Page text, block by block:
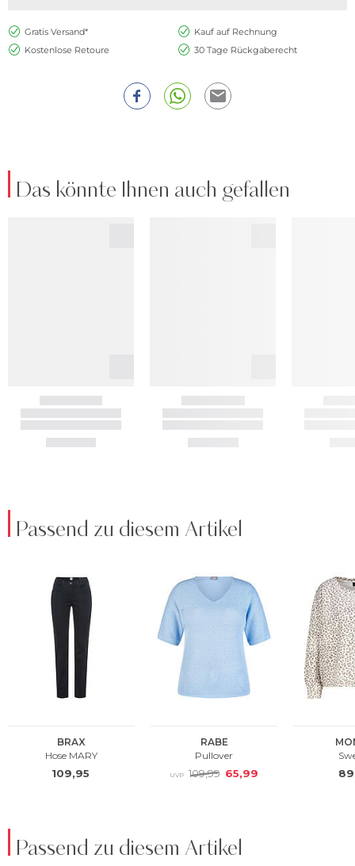
Gratis Versand*
Kauf auf Rechnung
Kostenlose Retoure
30 Tage Rückgaberecht
Das könnte Ihnen auch gefallen
Passend zu diesem Artikel
Passend zu diesem Artikel